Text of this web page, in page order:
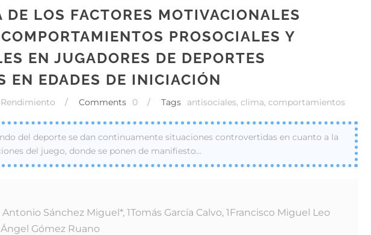
LOS FACTORES MOTIVACIONALES
PROSOCIALES Y
EN JUGADORES DE DEPORTES
EN EDADES DE INICIACIÓN
/ Comments 0 / Tags antisociales, clima, comportamientos
del deporte se dan continuamente situaciones controvertidas en cuanto a la
del juego, donde se ponen de manifiesto…
Antonio Sánchez Miguel*, 1Tomás García Calvo, 1Francisco Miguel Leo
Gómez Ruano